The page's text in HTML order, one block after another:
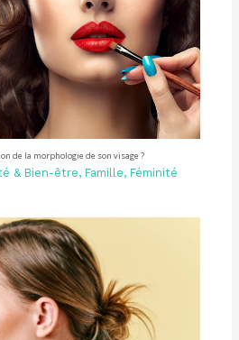
de la morphologie de son visage ?
& Bien-être, Famille, Féminité